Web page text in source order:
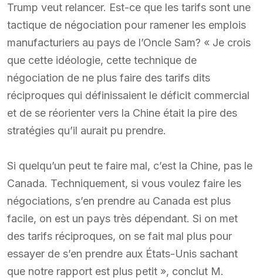
Trump veut relancer. Est-ce que les tarifs sont une
tactique de négociation pour ramener les emplois
manufacturiers au pays de l’Oncle Sam? « Je crois
que cette idéologie, cette technique de
négociation de ne plus faire des tarifs dits
réciproques qui définissaient le déficit commercial
et de se réorienter vers la Chine était la pire des
stratégies qu’il aurait pu prendre.
Si quelqu’un peut te faire mal, c’est la Chine, pas le
Canada. Techniquement, si vous voulez faire les
négociations, s’en prendre au Canada est plus
facile, on est un pays très dépendant. Si on met
des tarifs réciproques, on se fait mal plus pour
essayer de s’en prendre aux États-Unis sachant
que notre rapport est plus petit », conclut M.